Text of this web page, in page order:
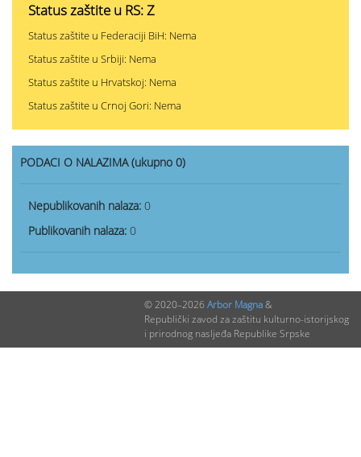
Status zaštite u RS: Z
Status zaštite u Federaciji BiH: Nema
Status zaštite u Srbiji: Nema
Status zaštite u Hrvatskoj: Nema
Status zaštite u Crnoj Gori: Nema
PODACI O NALAZIMA (ukupno 0)
Nepublikovanih nalaza: 0
Publikovanih nalaza: 0
© 2020–2026 Arbor Magna&
Republički zavod za zaštitu kulturno-istorijskog
i prirodnog nasljeđa Republike Srpske